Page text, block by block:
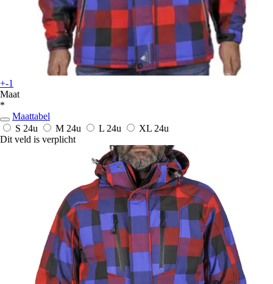
+-1
Maat
*
Maattabel
S 24u M 24u L 24u XL 24u
Dit veld is verplicht